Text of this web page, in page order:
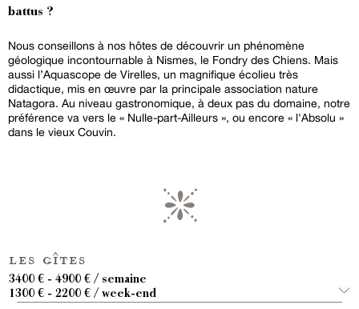
battus ?
Nous conseillons à nos hôtes de découvrir un phénomène
géologique incontournable à Nismes, le Fondry des Chiens. Mais
aussi l’Aquascope de Virelles, un magnifique écolieu très
didactique, mis en œuvre par la principale association nature
Natagora. Au niveau gastronomique, à deux pas du domaine, notre
préférence va vers le « Nulle-part-Ailleurs », ou encore « l'Absolu »
dans le vieux Couvin.
les gîtes
3400 € - 4900 € / semaine
1300 € - 2200 € / week-end